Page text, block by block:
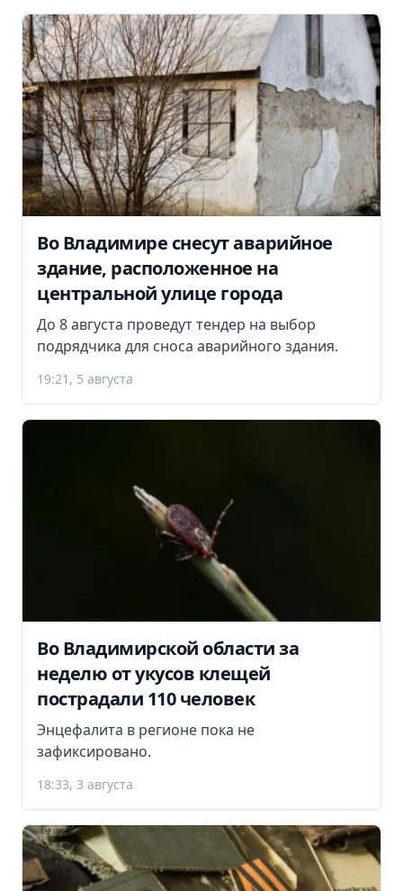
Во Владимире снесут аварийное
здание, расположенное на
центральной улице города
До 8 августа проведут тендер на выбор
подрядчика для сноса аварийного здания.
19:21, 5 августа
Во Владимирской области за
неделю от укусов клещей
пострадали 110 человек
Энцефалита в регионе пока не
зафиксировано.
18:33, 3 августа